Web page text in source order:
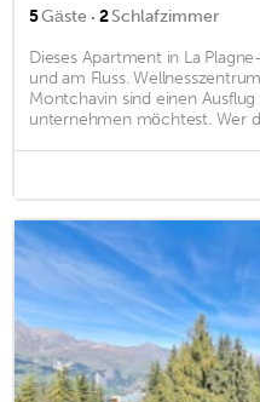
5Gäste · 2Schlafzimmer
Dieses Apartment in La
und am Fluss.
Montchavin sind einen
unternehmen möchtest. Wer